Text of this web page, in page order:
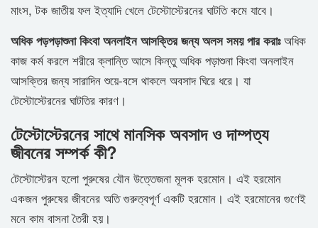
মাংস, টক জাতীয় ফল ইত্যাদি খেলে টেস্টোস্টেরনের ঘাটতি কমে যাবে।
অধিক পড়পড়াশুনা কিংবা অনলাইন আসক্তির জন্য অলস সময় পার করাঃঅধিক
কাজ কর্ম করলে শরীরে ক্লান্তি আসে কিন্তু অধিক পড়াশুনা কিংবা অনলাইন
আসক্তির জন্য সারাদিন শুয়ে-বসে থাকলে অবসাদ ঘিরে ধরে। যা
টেস্টোস্টেরনের ঘাটতির কারণ।
টেস্টোস্টেরনের সাথে মানসিক অবসাদ ও দাম্পত্য
জীবনের সম্পর্ক কী?
টেস্টোস্টেরন হলো পুরুষের যৌন উত্তেজনা মূলক হরমোন। এই হরমোন
একজন পুরুষের জীবনের অতি গুরুত্বপূর্ণ একটি হরমোন। এই হরমোনের গুণেই
মনে কাম বাসনা তৈরী হয়।